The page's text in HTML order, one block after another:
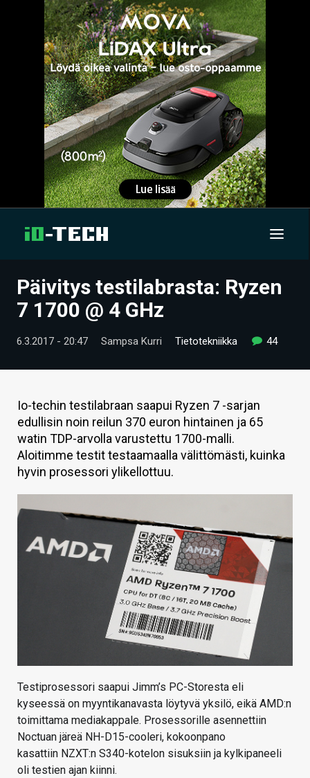
UUTISET
TIETOA
HINTA.FI
KAUPPA
Päivitys testilabrasta: Ryzen
7 1700 @ 4 GHz
6.3.2017 - 20:47 Sampsa Kurri Tietotekniikka 44
Io-techin testilabraan saapui Ryzen 7 -sarjan
edullisin noin reilun 370 euron hintainen ja 65
watin TDP-arvolla varustettu 1700-malli.
Aloitimme testit testaamaalla välittömästi, kuinka
hyvin prosessori ylikellottuu.
Testiprosessori saapui Jimm’s PC-Storesta eli
kyseessä on myyntikanavasta löytyvä yksilö, eikä AMD:n
toimittama mediakappale. Prosessorille asennettiin
Noctuan järeä NH-D15-cooleri, kokoonpano
kasattiin NZXT:n S340-kotelon sisuksiin ja kylkipaneeli
oli testien ajan kiinni.